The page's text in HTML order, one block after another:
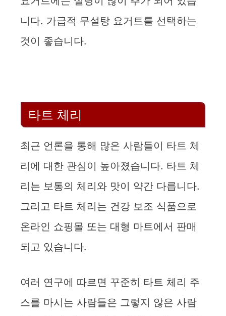
니다. 가급적 무설탕 요거트를 선택하는
것이 좋습니다.
타트 체리
최근 언론을 통해 많은 사람들이 타트 체
리에 대한 관심이 높아졌습니다. 타트 체
리는 보통의 체리와 맛이 약간 다릅니다.
그리고 타트 체리는 건강 보조 식품으로
온라인 쇼핑몰 또는 대형 마트에서 판매
되고 있습니다.
여러 연구에 따르면 꾸준히 타트 체리 주
스를 마시는 사람들은 그렇지 않은 사람